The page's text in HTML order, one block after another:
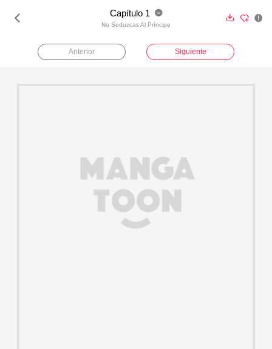
 Capítulo 1 
No Seduzcas Al Príncipe
  
Anterior Siguiente